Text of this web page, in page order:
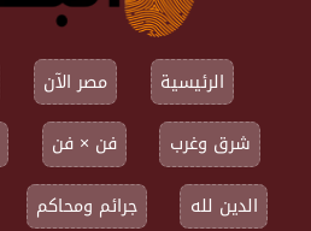
الرئيسية مصر الآن
شرق وغرب
فن × فن
الدين لله
جرائم ومحاكم